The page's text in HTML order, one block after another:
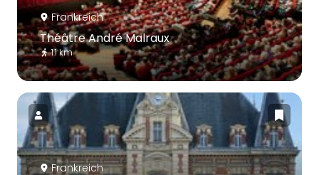
Frankreich
Théâtre André Malraux
1.1 km
Frankreich